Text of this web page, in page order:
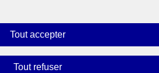
Tout accepterAutoriser
tous
Tout refuserInterdire